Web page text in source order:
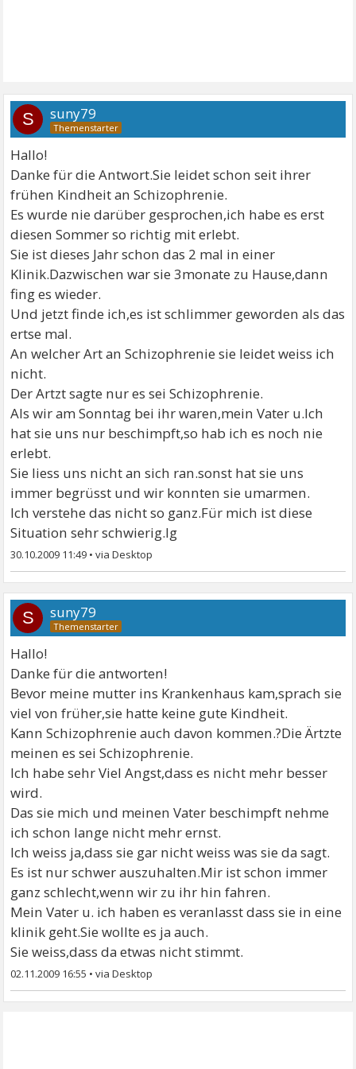
S suny79
Hallo!
Danke für die Antwort.Sie leidet schon seit ihrer
frühen Kindheit an Schizophrenie.
Es wurde nie darüber gesprochen,ich habe es erst
diesen Sommer so richtig mit erlebt.
Sie ist dieses Jahr schon das 2 mal in einer
Klinik.Dazwischen war sie 3monate zu Hause,dann
fing es wieder.
Und jetzt finde ich,es ist schlimmer geworden als das
ertse mal.
An welcher Art an Schizophrenie sie leidet weiss ich
nicht.
Der Artzt sagte nur es sei Schizophrenie.
Als wir am Sonntag bei ihr waren,mein Vater u.Ich
hat sie uns nur beschimpft,so hab ich es noch nie
erlebt.
Sie liess uns nicht an sich ran.sonst hat sie uns
immer begrüsst und wir konnten sie umarmen.
Ich verstehe das nicht so ganz.Für mich ist diese
Situation sehr schwierig.lg
30.10.2009 11:49 •
S suny79
Hallo!
Danke für die antworten!
Bevor meine mutter ins Krankenhaus kam,sprach sie
viel von früher,sie hatte keine gute Kindheit.
Kann Schizophrenie auch davon kommen.?Die Ärtzte
meinen es sei Schizophrenie.
Ich habe sehr Viel Angst,dass es nicht mehr besser
wird.
Das sie mich und meinen Vater beschimpft nehme
ich schon lange nicht mehr ernst.
Ich weiss ja,dass sie gar nicht weiss was sie da sagt.
Es ist nur schwer auszuhalten.Mir ist schon immer
ganz schlecht,wenn wir zu ihr hin fahren.
Mein Vater u. ich haben es veranlasst dass sie in eine
klinik geht.Sie wollte es ja auch.
Sie weiss,dass da etwas nicht stimmt.
02.11.2009 16:55 •